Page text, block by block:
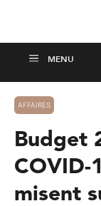
AFFAIRES
Budget
COVID-
misent